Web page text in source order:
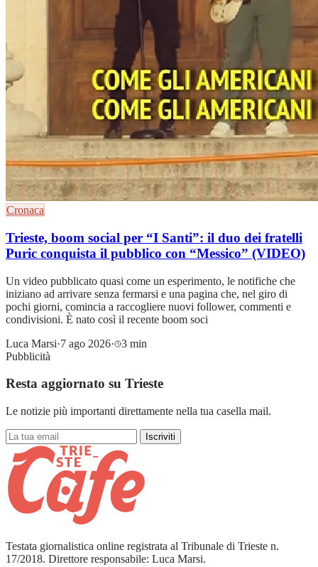
Cronaca
Trieste, boom social per “I Santi”: il duo dei fratelli
Puric conquista il pubblico con “Messico” (VIDEO)
Un video pubblicato quasi come un esperimento, le notifiche che
iniziano ad arrivare senza fermarsi e una pagina che, nel giro di
pochi giorni, comincia a raccogliere nuovi follower, commenti e
condivisioni. È nato così il recente boom soci
Luca Marsi·7 ago 2026·
3 min
Pubblicità
Resta aggiornato su Trieste
Le notizie più importanti direttamente nella tua casella mail.
Iscriviti
Testata giornalistica online registrata al Tribunale di Trieste n.
17/2018. Direttore responsabile: Luca Marsi.